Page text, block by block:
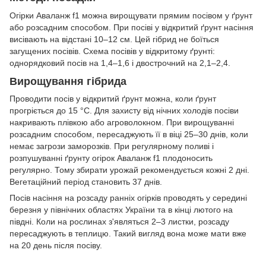
Огірки Аваланж f1 можна вирощувати прямим посівом у ґрунт
або розсадним способом. При посіві у відкритий ґрунт насіння
висівають на відстані 10–12 см. Цей гібрид не боїться
загущених посівів. Схема посівів у відкритому ґрунті:
однорядковий посів на 1,4–1,6 і двострочний на 2,1–2,4.
Вирощування гібрида
Проводити посів у відкритий ґрунт можна, коли ґрунт
прогріється до 15 °С. Для захисту від нічних холодів посіви
накривають плівкою або агроволокном. При вирощуванні
розсадним способом, пересаджують її в віці 25–30 днів, коли
немає загрози заморозків. При регулярному поливі і
розпушуванні ґрунту огірок Аваланж f1 плодоносить
регулярно. Тому збирати урожай рекомендується кожні 2 дні.
Вегетаційний період становить 37 днів.
Посів насіння на розсаду ранніх огірків проводять у середині
березня у північних областях України та в кінці лютого на
півдні. Коли на рослинах з'являться 2–3 листки, розсаду
пересаджують в теплицю. Такий вигляд вона може мати вже
на 20 день після посіву.